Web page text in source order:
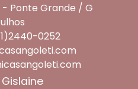
- Ponte Grande / G
0252